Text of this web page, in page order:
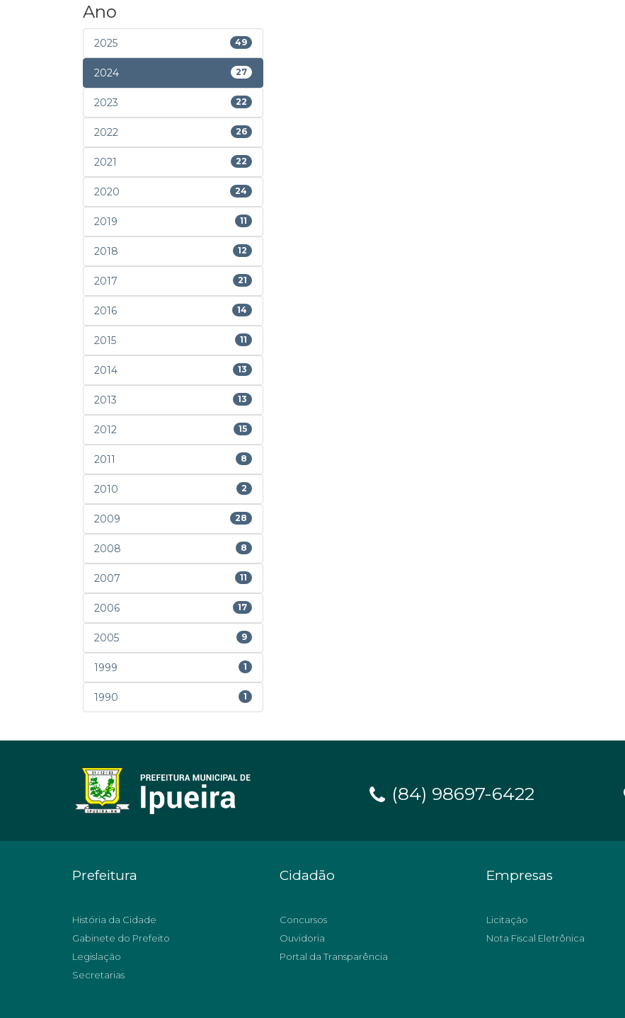
Ano
2025 49
2024 27
2023 22
2022 26
2021 22
2020 24
2019 11
2018 12
2017 21
2016 14
2015 11
2014 13
2013 13
2012 15
2011 8
2010 2
2009 28
2008 8
2007 11
2006 17
2005 9
1999 1
1990 1
(84) 98697-6422
Prefeitura
História da Cidade
Gabinete do Prefeito
Legislação
Secretarias
Cidadão
Concursos
Ouvidoria
Portal da Transparência
Empresas
Licitação
Nota Fiscal Eletrônica